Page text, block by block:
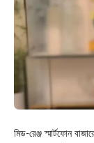
মিড-রেঞ্জ স্মার্টফোন